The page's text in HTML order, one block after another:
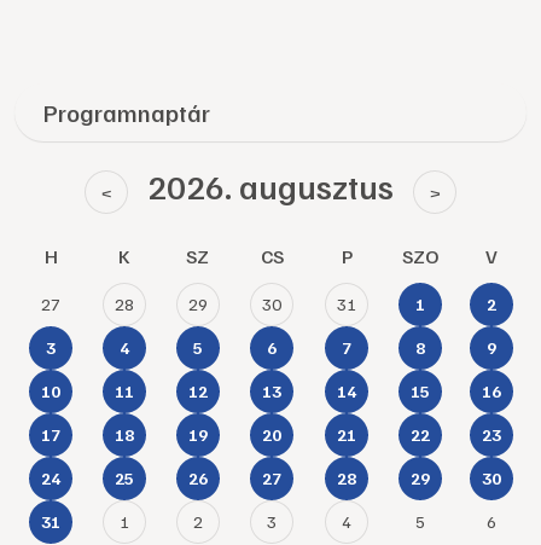
Programnaptár
< 2026. augusztus >
H K SZ CS P SZO V
27 28 29 30 31 1 2
3 4 5 6 7 8 9
10 11 12 13 14 15 16
17 18 19 20 21 22 23
24 25 26 27 28 29 30
31 1 2 3 4 5 6